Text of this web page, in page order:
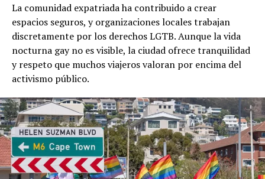
La comunidad expatriada ha contribuido a crear
espacios seguros, y organizaciones locales trabajan
discretamente por los derechos LGTB. Aunque la vida
nocturna gay no es visible, la ciudad ofrece tranquilidad
y respeto que muchos viajeros valoran por encima del
activismo público.